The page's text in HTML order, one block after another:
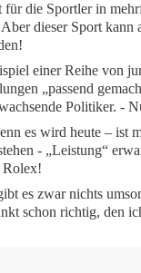
für die Sportler in
dieser Sport
einer Reihe von
„passend
Politiker. -
es wird heute – ist
- „Leistung“
es zwar nichts
schon richtig, den